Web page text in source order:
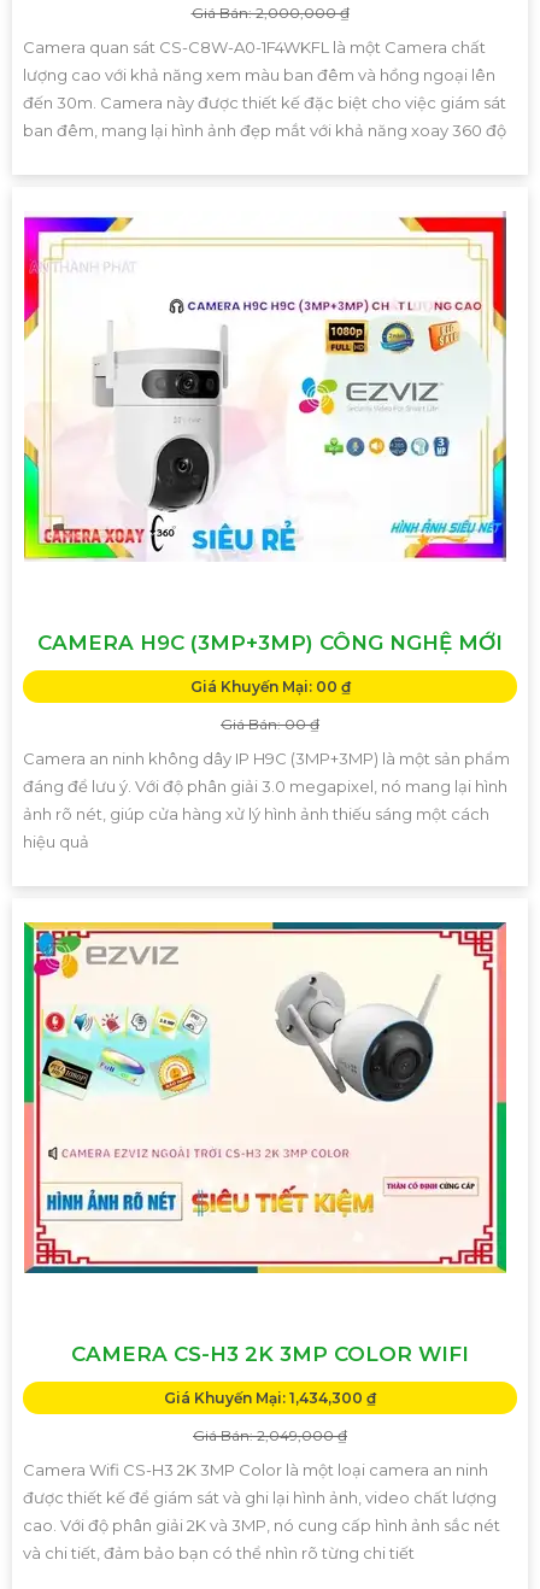
Giá Bán: 2,000,000 ₫
Camera quan sát CS-C8W-A0-1F4WKFL là một Camera chất
lượng cao với khả năng xem màu ban đêm và hồng ngoại lên
đến 30m. Camera này được thiết kế đặc biệt cho việc giám sát
ban đêm, mang lại hình ảnh đẹp mắt với khả năng xoay 360 độ
CAMERA H9C (3MP+3MP) CÔNG NGHỆ MỚI
Giá Khuyến Mại: 00 ₫
Giá Bán: 00 ₫
Camera an ninh không dây IP H9C (3MP+3MP) là một sản phẩm
đáng để lưu ý. Với độ phân giải 3.0 megapixel, nó mang lại hình
ảnh rõ nét, giúp cửa hàng xử lý hình ảnh thiếu sáng một cách
hiệu quả
CAMERA CS-H3 2K 3MP COLOR WIFI
Giá Khuyến Mại: 1,434,300 ₫
Giá Bán: 2,049,000 ₫
Camera Wifi CS-H3 2K 3MP Color là một loại camera an ninh
được thiết kế để giám sát và ghi lại hình ảnh, video chất lượng
cao. Với độ phân giải 2K và 3MP, nó cung cấp hình ảnh sắc nét
và chi tiết, đảm bảo bạn có thể nhìn rõ từng chi tiết